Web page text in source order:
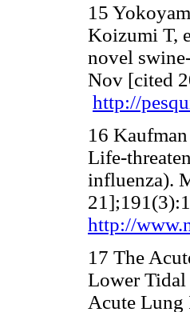
15
Koizumi T,
novel
Nov [cited
http://
16
Life-
influenza).
http://
17 The
Lower Tidal
Acute Lung